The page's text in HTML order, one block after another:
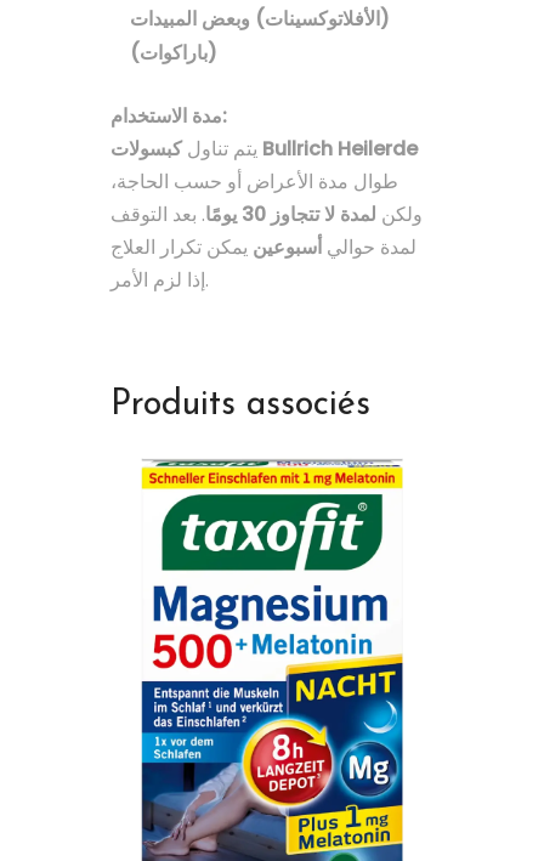
(الأفلاتوكسينات) وبعض المبيدات
(باراكوات)
مدة الاستخدام:
يتم تناول كبسولات Bullrich Heilerde
طوال مدة الأعراض أو حسب الحاجة،
ولكن لمدة لا تتجاوز 30 يومًا
. بعد التوقف
لمدة حوالي أسبوعين يمكن تكرار العلاج
إذا لزم الأمر.
Produits associés